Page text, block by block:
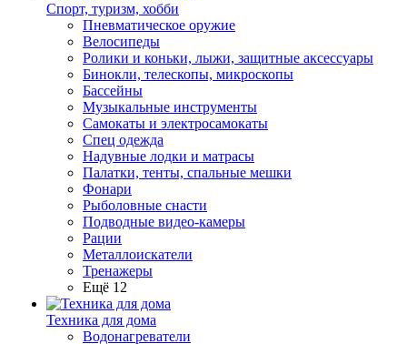
Спорт, туризм, хобби
Пневматическое оружие
Велосипеды
Ролики и коньки, лыжи, защитные аксессуары
Бинокли, телескопы, микроскопы
Бассейны
Музыкальные инструменты
Самокаты и электросамокаты
Спец одежда
Надувные лодки и матрасы
Палатки, тенты, спальные мешки
Фонари
Рыболовные снасти
Подводные видео-камеры
Рации
Металлоискатели
Тренажеры
Ещё 12
Техника для дома
Водонагреватели